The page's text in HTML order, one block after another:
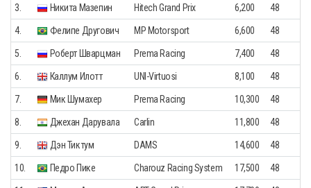
3. Никита Мазепин Hitech Grand Prix 6,200 48
4. Фелипе Другович MP Motorsport 6,600 48
5. Роберт Шварцман Prema Racing 7,400 48
6. Каллум Илотт UNI-Virtuosi 8,100 48
7. Мик Шумахер Prema Racing 10,300 48
8. Джехан Дарувала Carlin 11,800 48
9. Дэн Тиктум DAMS 14,600 48
10. Педро Пике Charouz Racing System 17,500 48